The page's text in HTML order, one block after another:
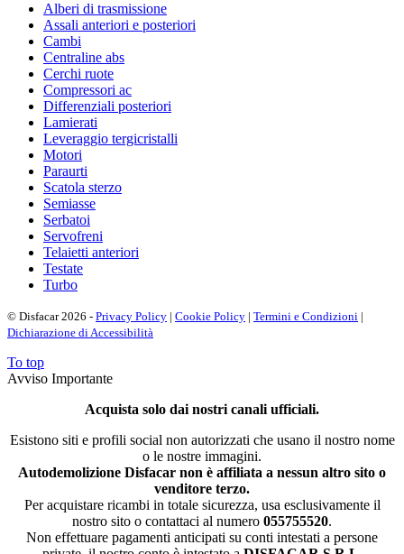
Alberi di trasmissione
Assali anteriori e posteriori
Cambi
Centraline abs
Cerchi ruote
Compressori ac
Differenziali posteriori
Lamierati
Leveraggio tergicristalli
Motori
Paraurti
Scatola sterzo
Semiasse
Serbatoi
Servofreni
Telaietti anteriori
Testate
Turbo
© Disfacar 2026 - Privacy Policy | Cookie Policy | Termini e Condizioni |
Dichiarazione di Accessibilità
To top
Avviso Importante
Acquista solo dai nostri canali ufficiali.
Esistono siti e profili social non autorizzati che usano il nostro nome
o le nostre immagini.
Autodemolizione Disfacar non è affiliata a nessun altro sito o
venditore terzo.
Per acquistare ricambi in totale sicurezza, usa esclusivamente il
nostro sito o contattaci al numero 055755520.
Non effettuare pagamenti anticipati su conti intestati a persone